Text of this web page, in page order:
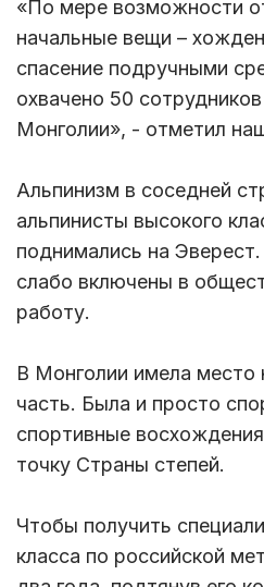
«По мере возможности
начальные вещи –
спасение подручными
охвачено 50
Монголии», - отметил
Альпинизм в соседней
альпинисты высокого
поднимались на
слабо включены в
работу.
В Монголии имела место
часть. Была и просто
спортивные
точку Страны степей.
Чтобы получить
класса по российской